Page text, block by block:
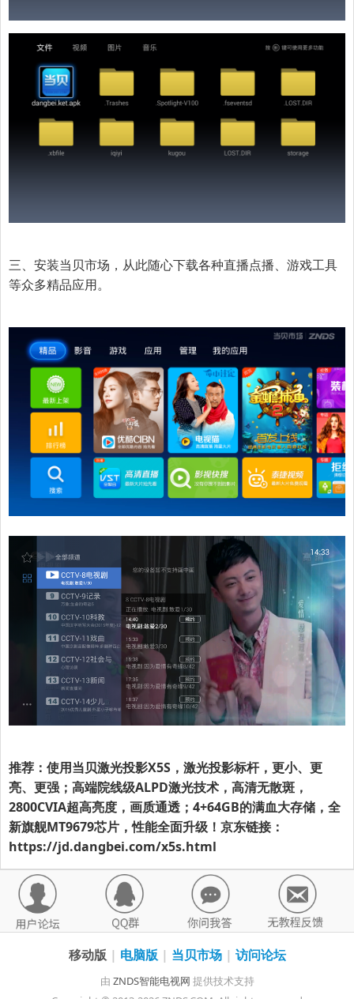
三、安装当贝市场，从此随心下载各种直播点播、游戏工具
等众多精品应用。
推荐：使用当贝激光投影X5S，激光投影标杆，更小、更
亮、更强；高端院线级ALPD激光技术，高清无散斑，
2800CVIA超高亮度，画质通透；4+64GB的满血大存储，全
新旗舰MT9679芯片，性能全面升级！京东链接：
https://jd.dangbei.com/x5s.html
移动版 | 电脑版 | 当贝市场 | 访问论坛
由 ZNDS智能电视网 提供技术支持